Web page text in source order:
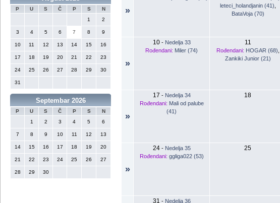
P U S Č P S
N
1
2
3 4 5 6 7 8 9
10 11 12 13 14 15 16
17 18 19 20 21 22 23
24 25 26 27 28 29 30
31
Septembar 2026
P U S Č P S
N
1
2 3 4 5 6
7 8 9 10 11 12 13
14 15 16 17 18 19 20
21 22 23 24 25 26 27
28 29 30
»
leteci_holandjanin (41)
BataVoja (70)
»
10- Nedelja 33
Rođendani: Miler (74)
11
Rođendani: HOGAR (68)
Zankiki Junior (21)
»
17 - Nedelja 34
Rođendani: Mali od palube
(41)
18
»
24- Nedelja 35
Rođendani: ggliga022 (53)
25
31 - Nedelja 36